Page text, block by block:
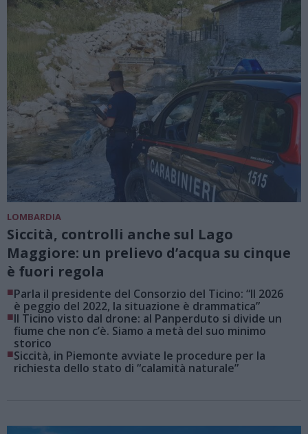
LOMBARDIA
Siccità, controlli anche sul Lago
Maggiore: un prelievo d’acqua su cinque
è fuori regola
■Parla il presidente del Consorzio del Ticino: “Il 2026
è peggio del 2022, la situazione è drammatica”
■Il Ticino visto dal drone: al Panperduto si divide un
fiume che non c’è. Siamo a metà del suo minimo
storico
■Siccità, in Piemonte avviate le procedure per la
richiesta dello stato di “calamità naturale”